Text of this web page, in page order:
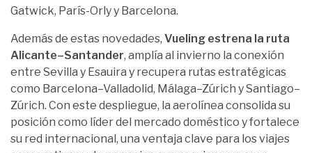
Gatwick, París-Orly y Barcelona.
Además de estas novedades, Vueling estrena la ruta
Alicante–Santander, amplía al invierno la conexión
entre Sevilla y Esauira y recupera rutas estratégicas
como Barcelona–Valladolid, Málaga–Zúrich y Santiago–
Zúrich. Con este despliegue, la aerolínea consolida su
posición como líder del mercado doméstico y fortalece
su red internacional, una ventaja clave para los viajes